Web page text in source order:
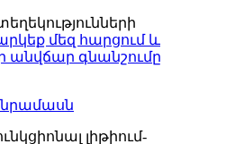
մեզ հարցում և
անվճար գնանշումը